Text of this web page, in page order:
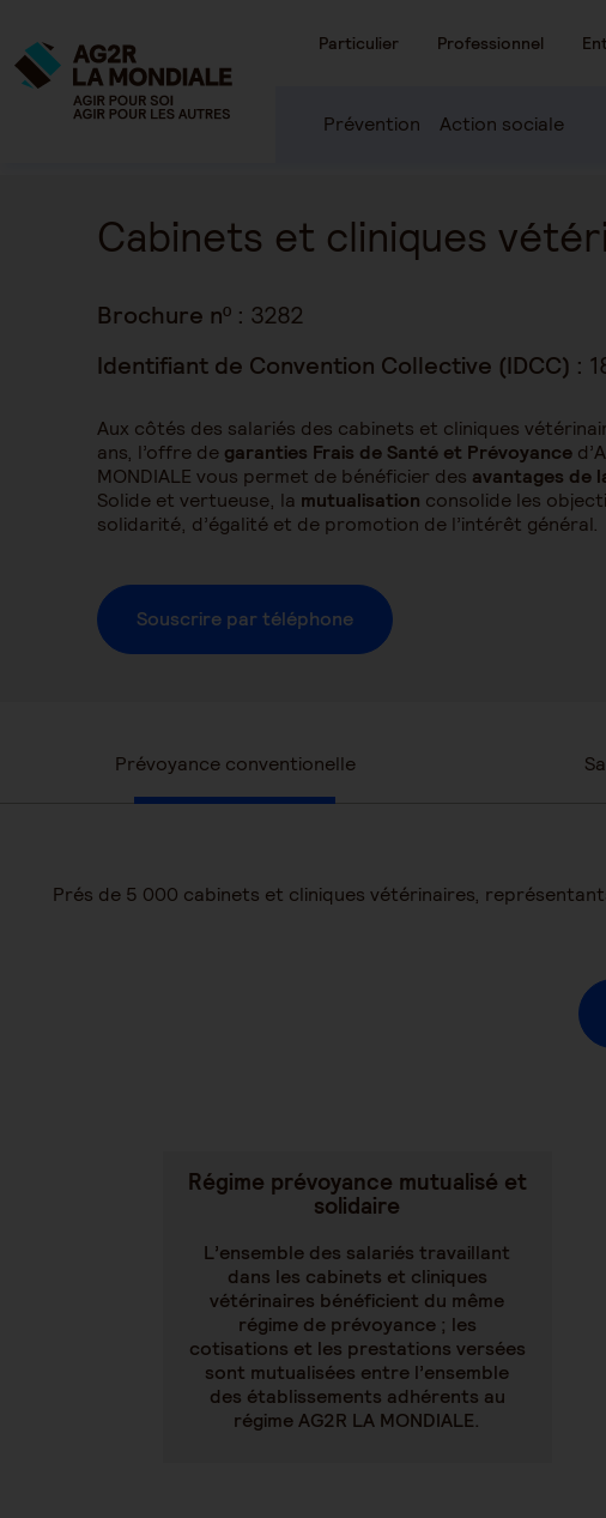
Particulier Professionnel
Prévention Action sociale
Cabinets et cliniques
Brochure nº : 3282
Identifiant de Convention Collective (IDCC) :
Aux côtés des salariés des cabinets et cliniques
ans, l’offre de garanties Frais de Santé et Prévoyance
MONDIALE vous permet de bénéficier des avantages de
Solide et vertueuse, la mutualisation consolide les
solidarité, d’égalité et de promotion de l’intérêt général.
Souscrire par téléphone
Prévoyance conventionelle
Prés de 5 000 cabinets et cliniques vétérinaires,
Régime prévoyance mutualisé et
solidaire
L’ensemble des salariés travaillant
dans les cabinets et cliniques
vétérinaires bénéficient du même
régime de prévoyance ; les
cotisations et les prestations versées
sont mutualisées entre l’ensemble
des établissements adhérents au
régime AG2R LA MONDIALE.